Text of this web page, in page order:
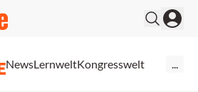
NewsLernweltKongresswelt